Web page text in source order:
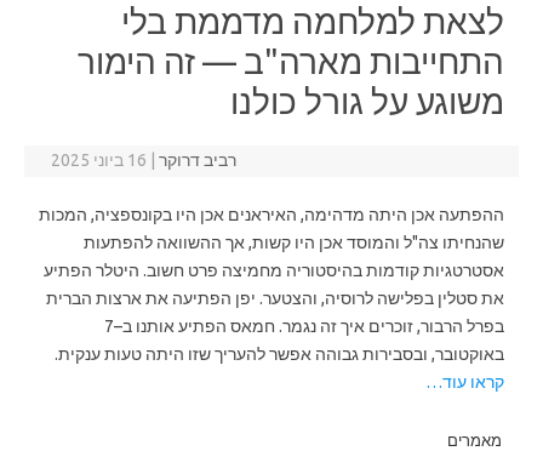
לצאת למלחמה מדממת בלי
התחייבות מארה"ב — זה הימור
משוגע על גורל כולנו
רביב דרוקר 16 ביוני 2025
ההפתעה אכן היתה מדהימה, האיראנים אכן היו בקונספציה, המכות
שהנחיתו צה"ל והמוסד אכן היו קשות, אך ההשוואה להפתעות
אסטרטגיות קודמות בהיסטוריה מחמיצה פרט חשוב. היטלר הפתיע
את סטלין בפלישה לרוסיה, והצטער. יפן הפתיעה את ארצות הברית
בפרל הרבור, זוכרים איך זה נגמר. חמאס הפתיע אותנו ב–7
באוקטובר, ובסבירות גבוהה אפשר להעריך שזו היתה טעות ענקית.
קראו עוד…
מאמרים